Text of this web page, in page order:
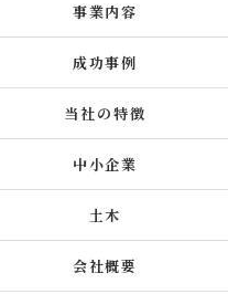
事業内容
成功事例
当社の特徴
中小企業
土木
会社概要